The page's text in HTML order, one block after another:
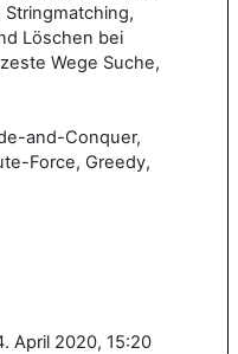
Löschen bei
Wege Suche,
and-Conquer,
Force, Greedy,
April 2020, 15:20